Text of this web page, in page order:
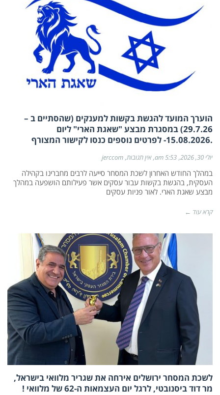
הוערך המועד להגשת בקשות למענקים (שהסתיים ב –
29.7.26) במסגרת מבצע "שאגת הארי" ליום
.15.08.2026- לפרטים נוספים כנסו לקישור המצורף
יולי 30, 2026 5:53 am אין תגובות jerccom
במהלך החודש האחרון לשכת המסחר סייעה לרבים מחברינו בקהילה
העסקית, בהגשת בקשות עבור עסקים אשר פעילותם הושפעה במהלך
מבצע שאגת הארי. לאור פניות עסקים
קרא עוד ←
לשכת המסחר ירושלים אירחה את שגריר מלוואי בישראל,
מר דוד ביסנובטי, לרגל יום העצמאות ה-62 של מלוואי !